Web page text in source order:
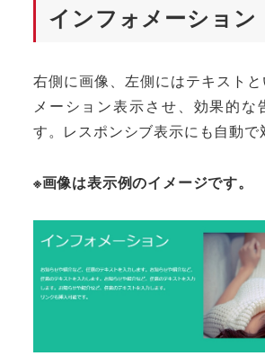
インフォメーション
右側に画像、左側にはテキスト
メーション表示させ、効果的な
す。レスポンシブ表示にも自動で
※画像は表示例のイメージです。